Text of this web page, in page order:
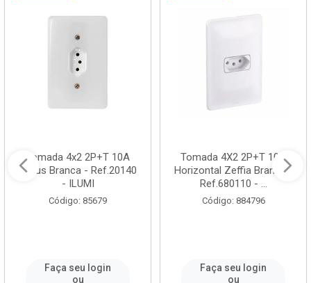
Tomada 4x2 2P+T 10A
Stylus Branca - Ref.20140
- ILUMI
Código: 85679
Faça seu login
ou
Tomada 4X2 2P+T 10A
Horizontal Zeffia Branca -
Ref.680110 - ...
Código: 884796
Faça seu login
ou